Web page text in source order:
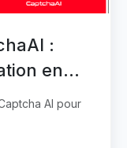
:
en
AI pour